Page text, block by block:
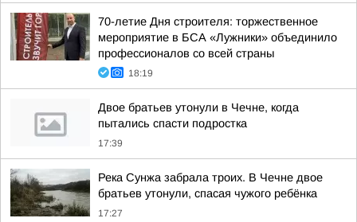
70-летие Дня строителя: торжественное
мероприятие в БСА «Лужники» объединило
профессионалов со всей страны
18:19
Двое братьев утонули в Чечне, когда
пытались спасти подростка
17:39
Река Сунжа забрала троих. В Чечне двое
братьев утонули, спасая чужого ребёнка
17:27